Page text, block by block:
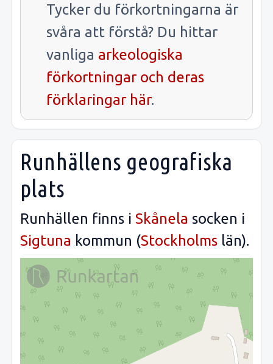
Tycker du förkortningarna är
svåra att förstå? Du hittar
vanliga arkeologiska
förkortningar och deras
förklaringar här.
Runhällens geografiska
plats
Runhällen finns i Skånela socken i
Sigtuna kommun (Stockholms län).